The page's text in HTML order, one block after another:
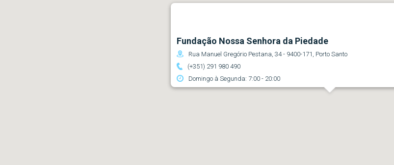
Fundação Nossa Senhora da Piedade
Rua Manuel Gregório Pestana, 34 - 9400-171, Porto Santo
(+351) 291 980 490
Domingo à Segunda: 7:00 - 20:00